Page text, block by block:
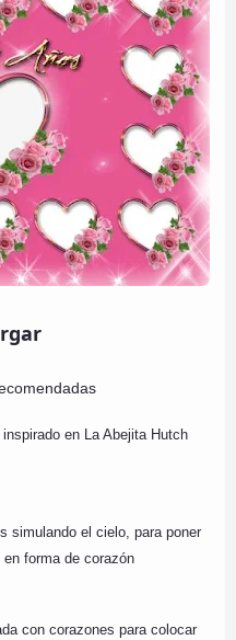
en La Abejita Hutch
simulando el cielo, para poner
en forma de corazón
con corazones para colocar